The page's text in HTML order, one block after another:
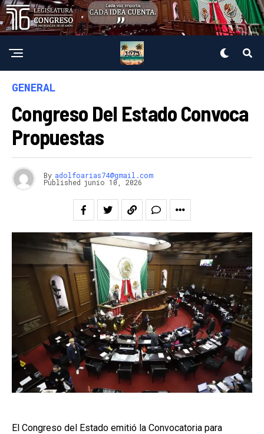
GENERAL
Congreso Del Estado Convoca
Propuestas
By adolfoarias74@gmail.com
Published junio 10, 2026
El Congreso del Estado emitió la Convocatoria para